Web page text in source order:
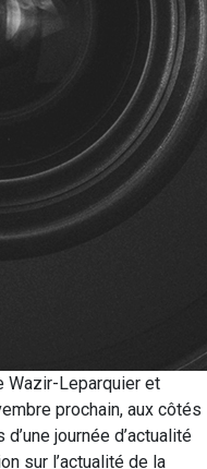
Wazir-Leparquier et
prochain, aux côtés
journée d’actualité
sur l’actualité de la